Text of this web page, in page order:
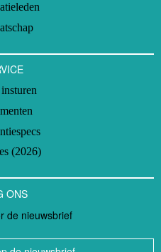
(2026)
ONS
de nieuwsbrief